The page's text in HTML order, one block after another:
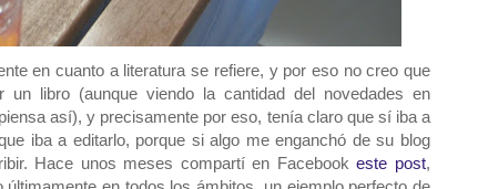
en cuanto a literatura se refiere, y por eso no creo que
libro (aunque viendo la cantidad del novedades en
así), y precisamente por eso, tenía claro que sí iba a
iba a editarlo, porque si algo me enganchó de su blog
Hace unos meses compartí en Facebookeste post,